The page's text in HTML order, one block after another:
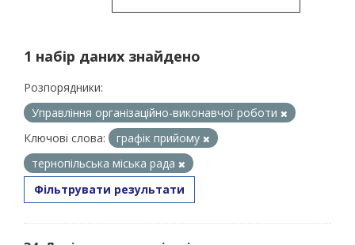
1 набір даних знайдено
Розпорядники:
Управління організаційно-виконавчої роботи
Ключові слова:
графік прийому
тернопільська міська рада
Фільтрувати результати